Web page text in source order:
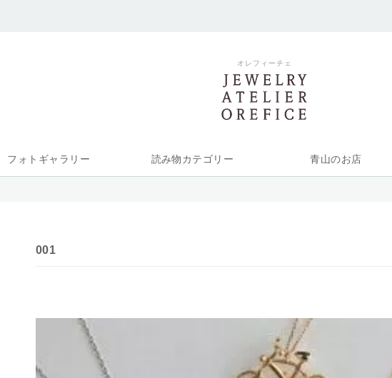
オレフィーチェ
フォトギャラリー 読み物カテゴリー 青山のお店
001